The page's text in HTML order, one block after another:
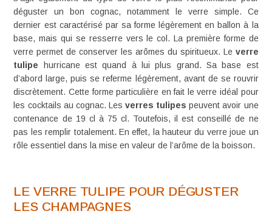
déguster un bon cognac, notamment le verre simple. Ce
dernier est caractérisé par sa forme légèrement en ballon à la
base, mais qui se resserre vers le col. La première forme de
verre permet de conserver les arômes du spiritueux. Le verre
tulipe hurricane est quand à lui plus grand. Sa base est
d’abord large, puis se referme légèrement, avant de se rouvrir
discrètement. Cette forme particulière en fait le verre idéal pour
les cocktails au cognac. Lesverres tulipes peuvent avoir une
contenance de 19 cl à 75 cl. Toutefois, il est conseillé de ne
pas les remplir totalement. En effet, la hauteur du verre joue un
rôle essentiel dans la mise en valeur de l’arôme de la boisson.
LE VERRE TULIPE POUR DÉGUSTER
LES CHAMPAGNES